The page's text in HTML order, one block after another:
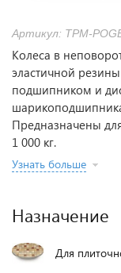
Артикул: TРМ-
Колеса в
эластичной
подшипником и
Предназначены
1 000 кг.
Узнать больше
Назначение
Для